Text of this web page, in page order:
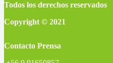
Todos los derechos reservados
Copyright © 2021
Contacto Prensa